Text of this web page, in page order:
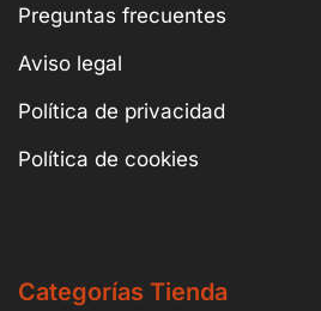
Preguntas frecuentes
Aviso legal
Política de privacidad
Política de cookies
Categorías Tienda